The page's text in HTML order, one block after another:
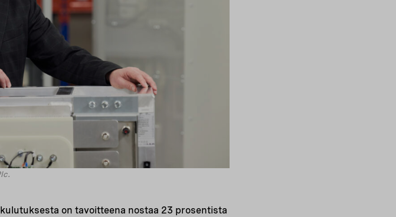
on tavoitteena nostaa 23 prosentista